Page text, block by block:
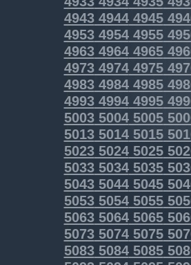
494349444945
495349544955
496349644965
497349744975
498349844985
499349944995
500350045005
501350145015
502350245025
503350345035
504350445045
505350545055
506350645065
507350745075
508350845085